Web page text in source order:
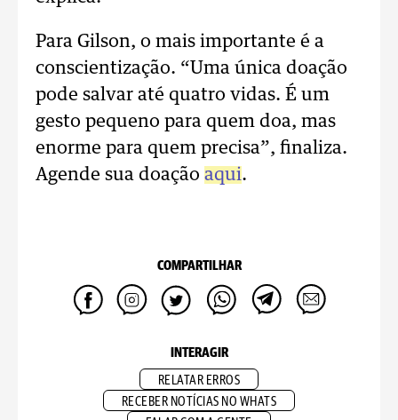
Para Gilson, o mais importante é a
conscientização. “Uma única doação
pode salvar até quatro vidas. É um
gesto pequeno para quem doa, mas
enorme para quem precisa”, finaliza.
Agende sua doação aqui.
COMPARTILHAR
INTERAGIR
RELATAR ERROS
RECEBER NOTÍCIAS NO WHATS